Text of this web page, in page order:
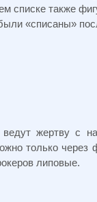
списке также
«списаны»
жертву с
только через
липовые.